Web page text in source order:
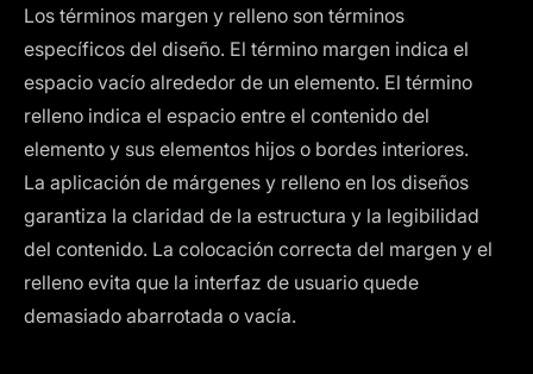
Los términos margen y relleno son términos
específicos del diseño. El término margen indica el
espacio vacío alrededor de un elemento. El término
relleno indica el espacio entre el contenido del
elemento y sus elementos hijos o bordes interiores.
La aplicación de márgenes y relleno en los diseños
garantiza la claridad de la estructura y la legibilidad
del contenido. La colocación correcta del margen y el
relleno evita que la interfaz de usuario quede
demasiado abarrotada o vacía.